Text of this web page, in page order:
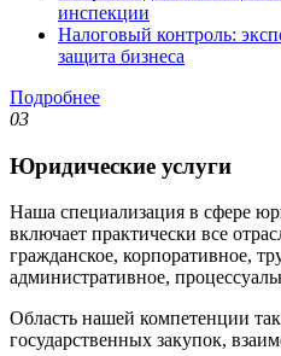
инспекции
Налоговый контроль:
защита бизнеса
Подробнее
03
Юридические услуги
Наша специализация в сфере
включает практически все
гражданское, корпоративное,
административное,
Область нашей компетенции
государственных закупок,